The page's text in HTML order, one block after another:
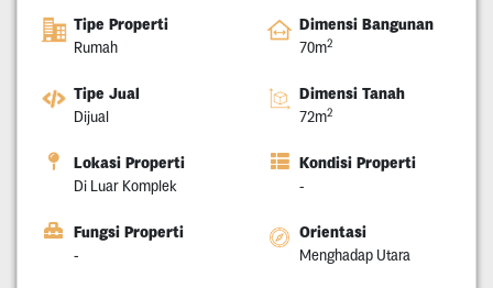
Tipe Properti
Rumah
Dimensi Bangunan
70m2
Tipe Jual
Dijual
Dimensi Tanah
72m2
Lokasi Properti
Di Luar Komplek
Kondisi Properti
-
Fungsi Properti
-
Orientasi
Menghadap Utara